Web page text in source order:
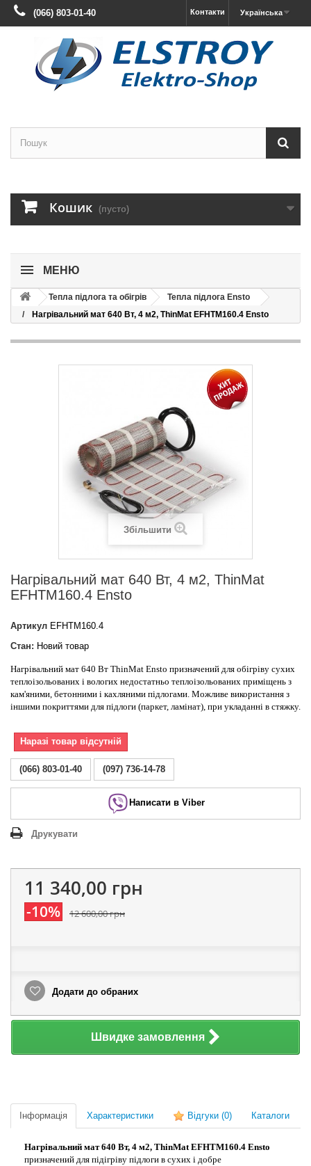
Українська
Контакти
(066) 803-01-40
Кошик (пусто)
МЕНЮ
Тепла підлога та обігрів
Тепла підлога Ensto
Нагрівальний мат 640 Вт, 4 м2, ThinMat EFHTM160.4 Ensto
Збільшити
Нагрівальний мат 640 Вт, 4 м2, ThinMat
EFHTM160.4 Ensto
Артикул EFHTM160.4
Стан: Новий товар
Нагрівальний мат 640 Вт ThinMat Ensto призначений для обігріву сухих
теплоізольованих і вологих недостатньо теплоізольованих приміщень з
кам'яними, бетонними і кахляними підлогами. Можливе використання з
іншими покриттями для підлоги (паркет, ламінат), при укладанні в стяжку.
Наразі товар відсутній
(066) 803-01-40 (097) 736-14-78
Написати в Viber
Друкувати
11 340,00 грн
-10% 12 600,00 грн
Додати до обраних
Швидке замовлення
Інформація Характеристики Відгуки (0) Каталоги
Нагрівальний мат 640 Вт, 4 м2, ThinMat EFHTM160.4 Ensto
призначений для підігріву підлоги в сухих і добре